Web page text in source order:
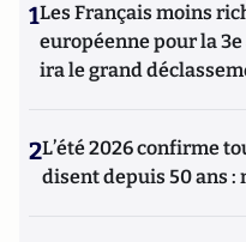
1Les Français moins
européenne pour la
ira le grand
2L’été 2026 confirme
disent depuis 50 ans :